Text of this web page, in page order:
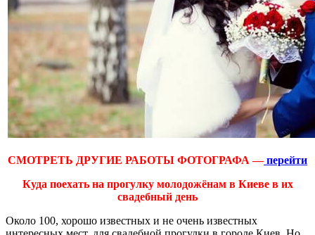
СМОТРЕТЬ ДРУГИЕ РАБОТЫ ФОТОГРАФА —перейти
Куда поехать на прогулку молодожёнам в Киеве в их
свадебный день
Около 100, хорошо известных и не очень известных